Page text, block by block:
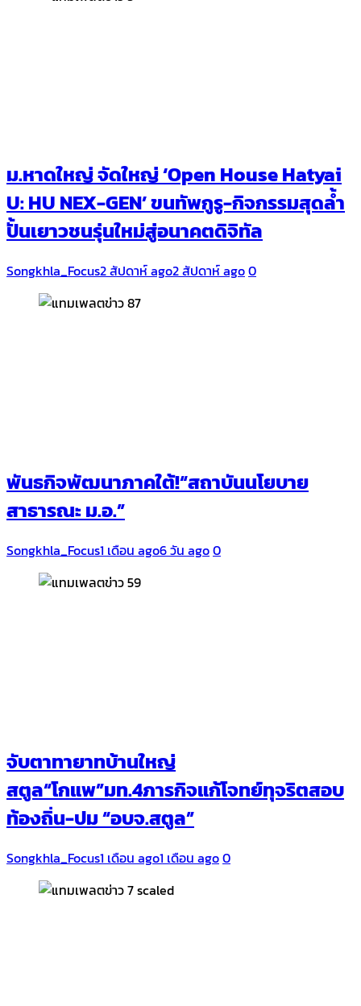
ม.หาดใหญ่ จัดใหญ่ ‘Open House Hatyai
U: HU NEX-GEN’ ขนทัพกูรู-กิจกรรมสุดล้ำ
ปั้นเยาวชนรุ่นใหม่สู่อนาคตดิจิทัล
Songkhla_Focus2 สัปดาห์ ago2 สัปดาห์ ago0
พันธกิจพัฒนาภาคใต้!“สถาบันนโยบาย
สาธารณะ ม.อ.”
Songkhla_Focus1 เดือน ago6 วัน ago0
จับตาทายาทบ้านใหญ่
สตูล“โกแพ”มท.4ภารกิจแก้โจทย์ทุจริตสอบ
ท้องถิ่น-ปม “อบจ.สตูล”
Songkhla_Focus1 เดือน ago1 เดือน ago0